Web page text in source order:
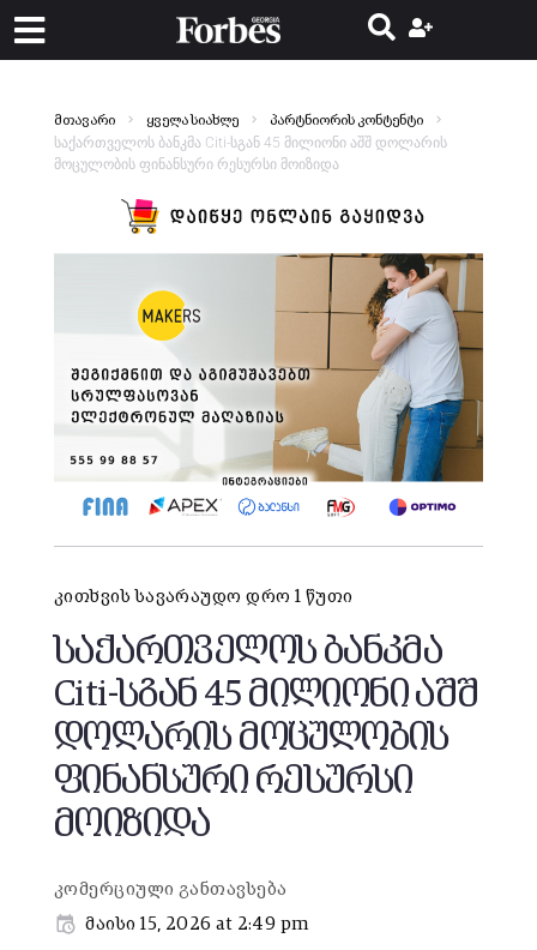
მთავარი ყველა სიახლე პარტნიორის კონტენტი
საქართველოს ბანკმა Citi-სგან 45 მილიონი აშშ დოლარის
მოცულობის ფინანსური რესურსი მოიზიდა
კითხვის სავარაუდო დრო 1 წუთი
საქართველოს ბანკმა
Citi-სგან 45 მილიონი აშშ
დოლარის მოცულობის
ფინანსური რესურსი
მოიზიდა
კომერციული განთავსება
მაისი 15, 2026 at 2:49 pm